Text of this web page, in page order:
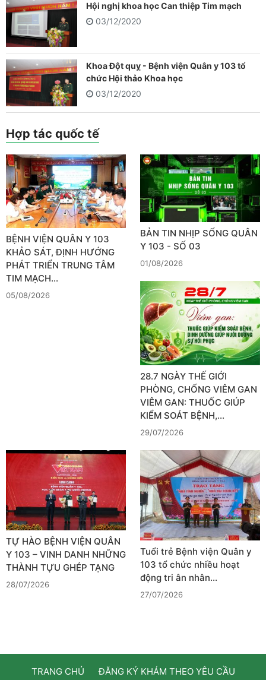
Hội nghị khoa học Can thiệp Tim mạch
03/12/2020
Khoa Đột quỵ - Bệnh viện Quân y 103 tổ
chức Hội thảo Khoa học
03/12/2020
Hợp tác quốc tế
BỆNH VIỆN QUÂN Y 103
KHẢO SÁT, ĐỊNH HƯỚNG
PHÁT TRIỂN TRUNG TÂM
TIM MẠCH…
05/08/2026
BẢN TIN NHỊP SỐNG QUÂN
Y 103 - SỐ 03
01/08/2026
28.7 NGÀY THẾ GIỚI
PHÒNG, CHỐNG VIÊM GAN
VIÊM GAN: THUỐC GIÚP
KIỂM SOÁT BỆNH,…
29/07/2026
TỰ HÀO BỆNH VIỆN QUÂN
Y 103 – VINH DANH NHỮNG
THÀNH TỰU GHÉP TẠNG
28/07/2026
Tuổi trẻ Bệnh viện Quân y
103 tổ chức nhiều hoạt
động tri ân nhân…
27/07/2026
TRANG CHỦ ĐĂNG KÝ KHÁM THEO YÊU CẦU